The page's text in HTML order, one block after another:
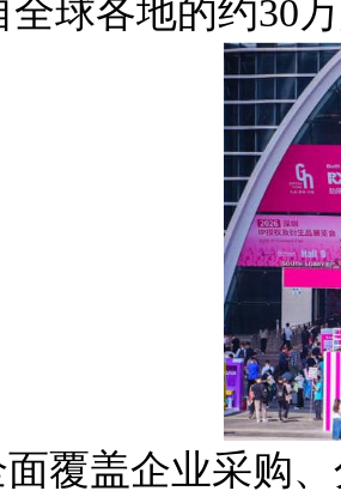
全球各地的约30
盖企业采购、